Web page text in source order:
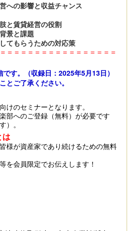
への影響と収益チャンス
と賃貸経営の役割
景と課題
てもらうための対応策
＝＝＝＝＝＝＝＝＝＝＝＝＝＝＝＝
す。（収録日：2025年5月13日）
とご了承ください。
けのセミナーとなります。
部へのご登録（無料）が必要です
）。
は
様が資産家であり続けるための無料
を会員限定でお伝えします！